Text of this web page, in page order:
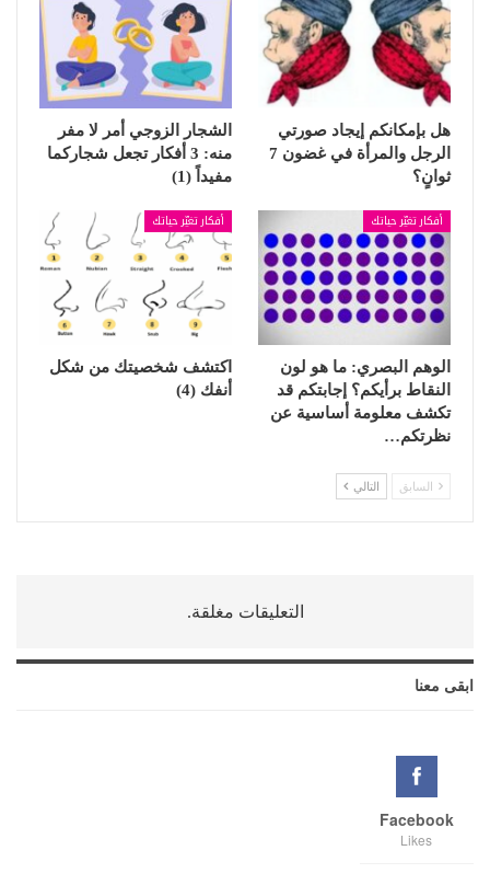
هل بإمكانكم إيجاد صورتي
الرجل والمرأة في غضون 7
ثوانٍ؟
الشجار الزوجي أمر لا مفر
منه: 3 أفكار تجعل شجاركما
مفيداً (1)
أفكار تغيّر حياتك
الوهم البصري: ما هو لون
النقاط برأيكم؟ إجابتكم قد
تكشف معلومة أساسية عن
نظرتكم…
أفكار تغيّر حياتك
اكتشف شخصيتك من شكل
أنفك (4)
السابق التالي
التعليقات مغلقة.
ابقى معنا
Facebook
Likes